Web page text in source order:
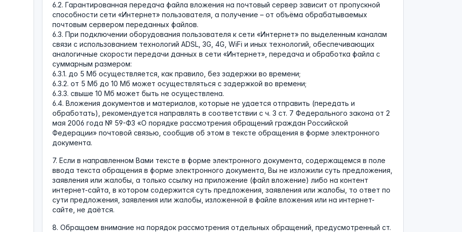
6.2. Гарантированная передача файла вложения на почтовый сервер зависит от пропускной
способности сети «Интернет» пользователя, а получение – от объёма обрабатываемых
почтовым сервером переданных файлов.
6.3. При подключении оборудования пользователя к сети «Интернет» по выделенным каналам
связи с использованием технологий ADSL, 3G, 4G, WiFi и иных технологий, обеспечивающих
аналогичные скорости передачи данных в сети «Интернет», передача и обработка файла с
суммарным размером:
6.3.1. до 5 Мб осуществляется, как правило, без задержки во времени;
6.3.2. от 5 Мб до 10 Мб может осуществляться с задержкой во времени;
6.3.3. свыше 10 Мб может быть не осуществлена.
6.4. Вложения документов и материалов, которые не удается отправить (передать и
обработать), рекомендуется направлять в соответствии с ч. 3 ст. 7 Федерального закона от 2
мая 2006 года № 59-ФЗ «О порядке рассмотрения обращений граждан Российской
Федерации» почтовой связью, сообщив об этом в тексте обращения в форме электронного
документа.
7. Если в направленном Вами тексте в форме электронного документа, содержащемся в поле
ввода текста обращения в форме электронного документа, Вы не изложили суть предложения,
заявления или жалобы, а только ссылку на приложение (файл вложение) либо на контент
интернет-сайта, в котором содержится суть предложения, заявления или жалобы, то ответ по
сути предложения, заявления или жалобы, изложенной в файле вложения или на интернет-
сайте, не даётся.
8. Обращаем внимание на порядок рассмотрения отдельных обращений, предусмотренный ст.